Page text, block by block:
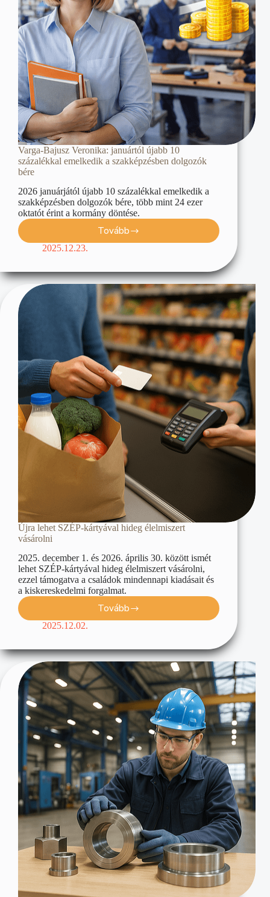
Varga-Bajusz Veronika: januártól újabb 10
százalékkal emelkedik a szakképzésben dolgozók
bére
2026 januárjától újabb 10 százalékkal emelkedik a
szakképzésben dolgozók bére, több mint 24 ezer
oktatót érint a kormány döntése.
Tovább
2025.12.23.
Újra lehet SZÉP-kártyával hideg élelmiszert
vásárolni
2025. december 1. és 2026. április 30. között ismét
lehet SZÉP-kártyával hideg élelmiszert vásárolni,
ezzel támogatva a családok mindennapi kiadásait és
a kiskereskedelmi forgalmat.
Tovább
2025.12.02.